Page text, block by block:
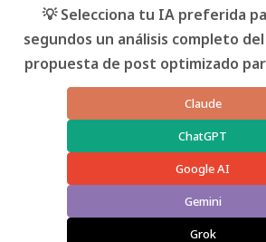
💡 Selecciona tu IA preferida
segundos un análisis completo
propuesta de post optimizado
Claude
ChatGPT
Google AI
Gemini
Grok